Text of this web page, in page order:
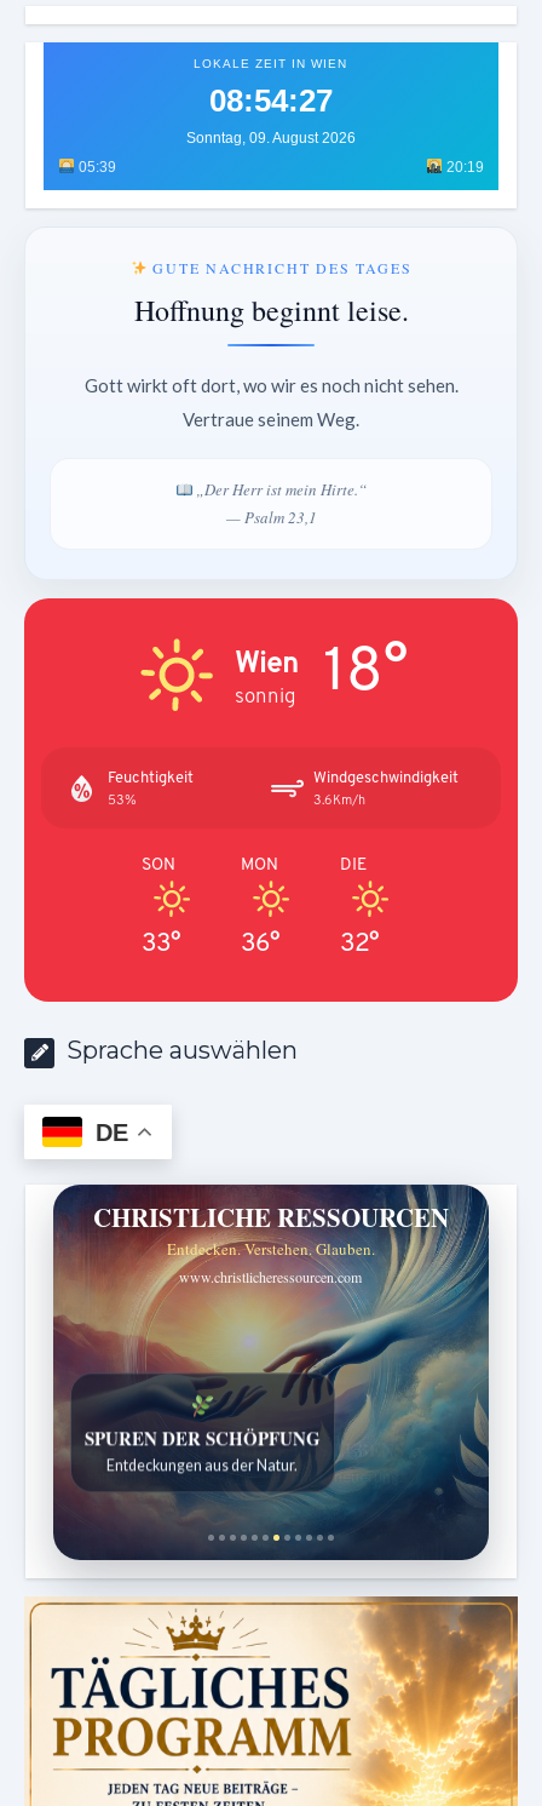
LOKALE ZEIT IN WIEN
08:54:30
Sonntag, 09. August 2026
05:39
20:19
GUTE NACHRICHT DES TAGES
Hoffnung beginnt leise.
Gott wirkt oft dort, wo wir es noch nicht sehen.
Vertraue seinem Weg.
„Der Herr ist mein Hirte.“
— Psalm 23,1
Wien
sonnig 18°
Feuchtigkeit
53%
Windgeschwindigkeit
3.6Km/h
SON
33°
MON
36°
DIE
32°
Sprache auswählen
DE
CHRISTLICHE RESSOURCEN
Entdecken. Verstehen. Glauben.
www.christlicheressourcen.com
SPUREN DER SCHÖPFUNG
Entdeckungen aus der Natur.